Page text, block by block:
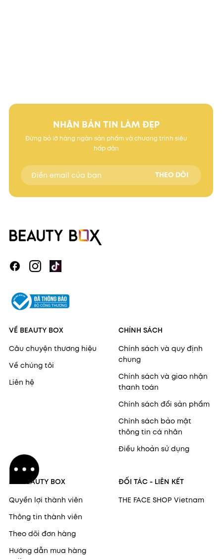
NHẬN BẢN TIN LÀM ĐẸP
Đừng bỏ lỡ hàng ngàn sản phẩm và chương trình siêu
hấp dẫn
THEO DÕI
VỀ BEAUTY BOX
Câu chuyện thương hiệu
Về chúng tôi
Liên hệ
CHÍNH SÁCH
Chính sách và quy định
chung
Chính sách và giao nhận
thanh toán
Chính sách đổi sản phẩm
Chính sách bảo mật
thông tin cá nhân
Điều khoản sử dụng
MY BEAUTY BOX
Quyền lợi thành viên
Thông tin thành viên
Theo dõi đơn hàng
Hướng dẫn mua hàng
ĐỐI TÁC - LIÊN KẾT
THE FACE SHOP Vietnam